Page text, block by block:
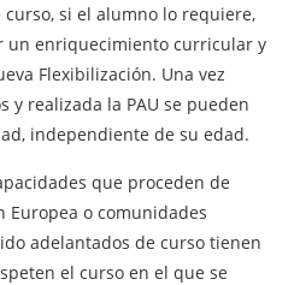
si el alumno lo requiere,
un enriquecimiento curricular y
Flexibilización. Una vez
y realizada la PAU se pueden
independiente de su edad.
que proceden de
Europea o comunidades
adelantados de curso tienen
el curso en el que se